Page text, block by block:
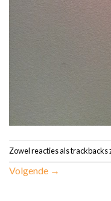
Zowel reacties als trackbacks
Volgende →